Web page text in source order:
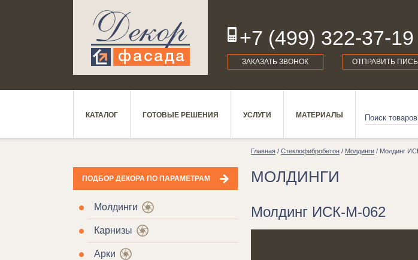
+7 (499) 322-37-19
ЗАКАЗАТЬ ЗВОНОК ОТПРАВИТЬ
КАТАЛОГ ГОТОВЫЕ РЕШЕНИЯ УСЛУГИ МАТЕРИАЛЫ
ПОДБОР ДЕКОРА ПО ПАРАМЕТРАМ
Молдинги
Карнизы
Арки
Главная / Стеклофибробетон / Молдинги / Молдинг
МОЛДИНГИ
Молдинг ИСК-М-062